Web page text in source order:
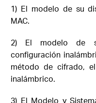
1) El modelo de su
MAC.
2) El modelo de
configuración
método de cifrado,
inalámbrico.
3) El Modelo y